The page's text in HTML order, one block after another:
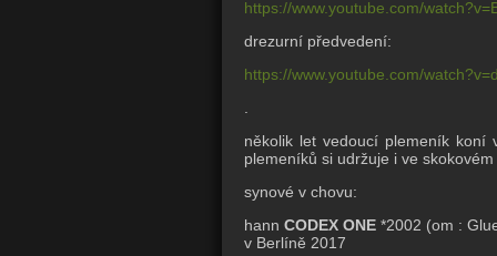
https://www.youtube.com/
drezurní předvedení:
https://www.youtube.com/
několik let vedoucí plemeník koní
plemeníků si udržuje i ve
synové v chovu:
hann CODEX ONE*2002 (om :
v Berlíně 2017